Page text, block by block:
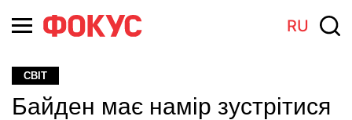
RU
СВІТ
Байден має намір зустрітися